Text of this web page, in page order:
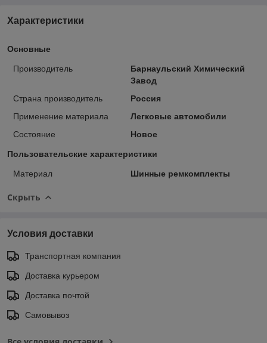
Характеристики
Основные
Производитель
Барнаульский Химический
Завод
Страна производитель
Россия
Применение материала
Легковые автомобили
Состояние
Новое
Пользовательские характеристики
Материал Шинные ремкомплекты
Скрыть
Условия доставки
Транспортная компания
Доставка курьером
Доставка почтой
Самовывоз